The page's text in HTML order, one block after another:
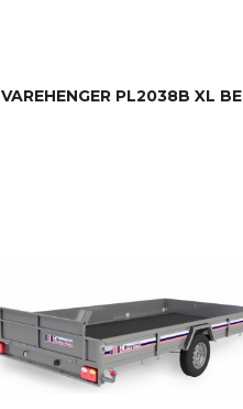
VAREHENGER PL2038B XL BE